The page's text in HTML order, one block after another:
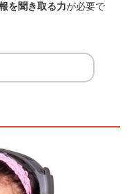
を聞き取る力が必要で